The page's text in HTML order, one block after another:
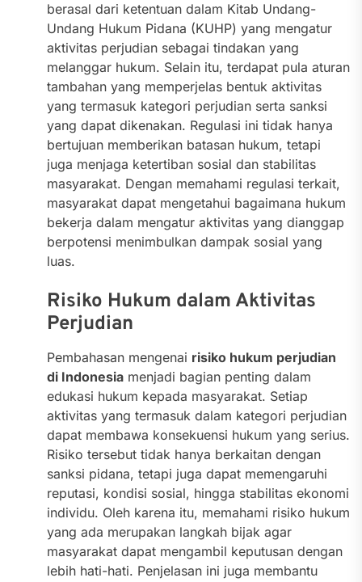
berasal dari ketentuan dalam Kitab Undang-
Undang Hukum Pidana (KUHP) yang mengatur
aktivitas perjudian sebagai tindakan yang
melanggar hukum. Selain itu, terdapat pula aturan
tambahan yang memperjelas bentuk aktivitas
yang termasuk kategori perjudian serta sanksi
yang dapat dikenakan. Regulasi ini tidak hanya
bertujuan memberikan batasan hukum, tetapi
juga menjaga ketertiban sosial dan stabilitas
masyarakat. Dengan memahami regulasi terkait,
masyarakat dapat mengetahui bagaimana hukum
bekerja dalam mengatur aktivitas yang dianggap
berpotensi menimbulkan dampak sosial yang
luas.
Risiko Hukum dalam Aktivitas
Perjudian
Pembahasan mengenai risiko hukum perjudian
di Indonesiamenjadi bagian penting dalam
edukasi hukum kepada masyarakat. Setiap
aktivitas yang termasuk dalam kategori perjudian
dapat membawa konsekuensi hukum yang serius.
Risiko tersebut tidak hanya berkaitan dengan
sanksi pidana, tetapi juga dapat memengaruhi
reputasi, kondisi sosial, hingga stabilitas ekonomi
individu. Oleh karena itu, memahami risiko hukum
yang ada merupakan langkah bijak agar
masyarakat dapat mengambil keputusan dengan
lebih hati-hati. Penjelasan ini juga membantu